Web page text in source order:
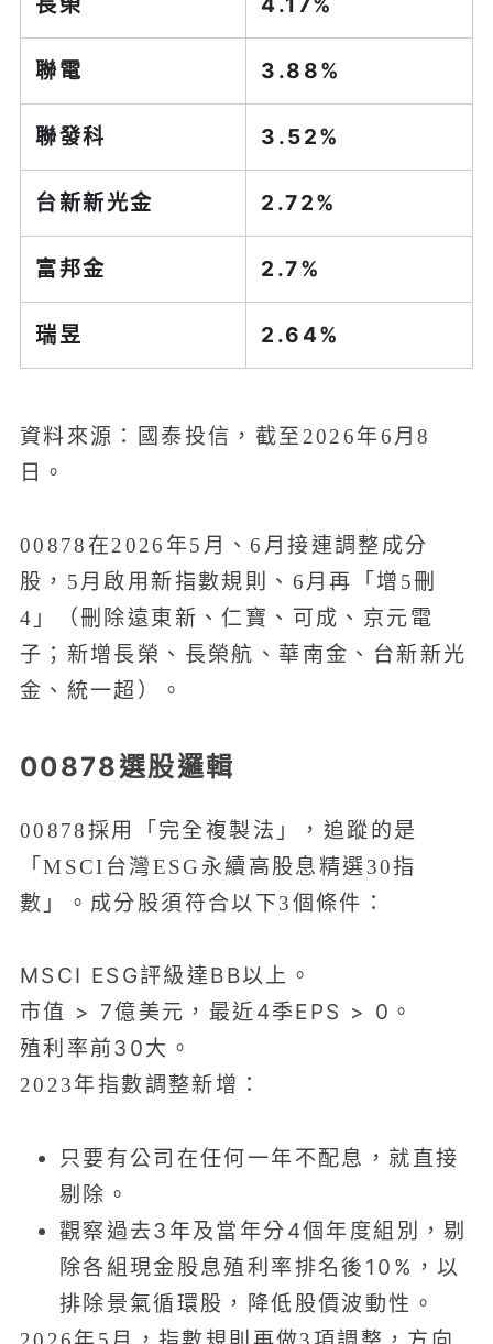
聯電 3.88%
聯發科 3.52%
台新新光金 2.72%
富邦金 2.7%
瑞昱 2.64%
資料來源：國泰投信，截至2026年6月8
日。
00878在2026年5月、6月接連調整成分
股，5月啟用新指數規則、6月再「增5刪
4」（刪除遠東新、仁寶、可成、京元電
子；新增長榮、長榮航、華南金、台新新光
金、統一超）。
00878選股邏輯
00878採用「完全複製法」，追蹤的是
「MSCI台灣ESG永續高股息精選30指
數」。成分股須符合以下3個條件：
MSCI ESG評級達BB以上。
市值 > 7億美元，最近4季EPS > 0。
殖利率前30大。
2023年指數調整新增：
只要有公司在任何一年不配息，就直接
剔除。
觀察過去3年及當年分4個年度組別，剔
除各組現金股息殖利率排名後10%，以
排除景氣循環股，降低股價波動性。